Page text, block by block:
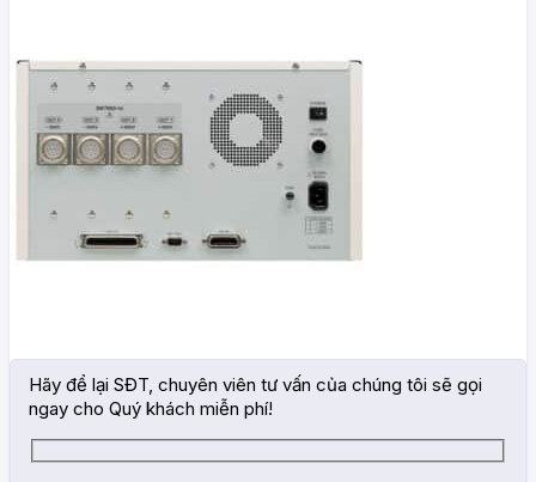
Hãy để lại SĐT, chuyên viên tư vấn của chúng tôi sẽ gọi
ngay cho Quý khách miễn phí!